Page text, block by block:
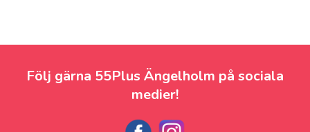
Följ gärna 55Plus Ängelholm på sociala
medier!